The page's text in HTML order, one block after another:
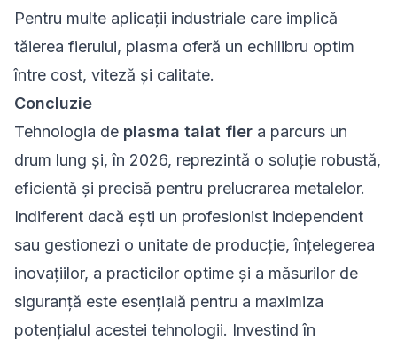
Pentru multe aplicații industriale care implică
tăierea fierului, plasma oferă un echilibru optim
între cost, viteză și calitate.
Concluzie
Tehnologia de plasma taiat fier a parcurs un
drum lung și, în 2026, reprezintă o soluție robustă,
eficientă și precisă pentru prelucrarea metalelor.
Indiferent dacă ești un profesionist independent
sau gestionezi o unitate de producție, înțelegerea
inovațiilor, a practicilor optime și a măsurilor de
siguranță este esențială pentru a maximiza
potențialul acestei tehnologii. Investind în